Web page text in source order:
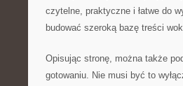
czytelne, praktyczne i łatwe do
budować szeroką bazę treści
Opisując stronę, można także
gotowaniu. Nie musi być to